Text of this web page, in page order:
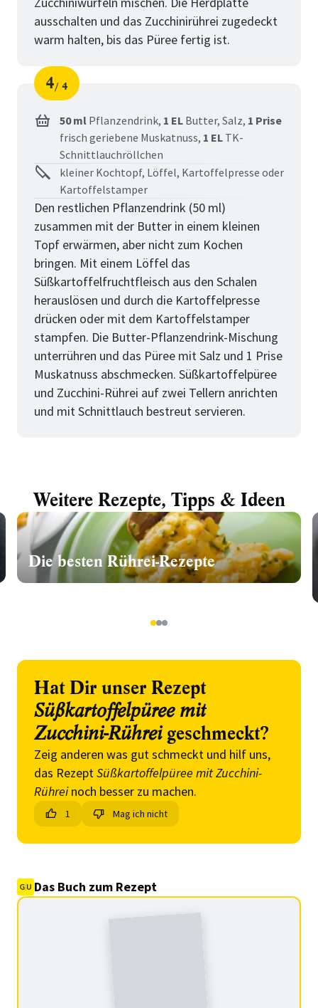
ausschalten und das Zucchinirührei zugedeckt
warm halten, bis das Püree fertig ist.
Schritt
4
von
4
50 ml Pflanzendrink, 1 EL Butter, Salz, 1 Prise
frisch geriebene Muskatnuss, 1 EL TK-
Schnittlauchröllchen
kleiner Kochtopf, Löffel, Kartoffelpresse oder
Kartoffelstamper
Den restlichen Pflanzendrink (50 ml)
zusammen mit der Butter in einem kleinen
Topf erwärmen, aber nicht zum Kochen
bringen. Mit einem Löffel das
Süßkartoffelfruchtfleisch aus den Schalen
herauslösen und durch die Kartoffelpresse
drücken oder mit dem Kartoffelstamper
stampfen. Die Butter-Pflanzendrink-Mischung
unterrühren und das Püree mit Salz und 1 Prise
Muskatnuss abschmecken. Süßkartoffelpüree
und Zucchini-Rührei auf zwei Tellern anrichten
und mit Schnittlauch bestreut servieren.
Weitere Rezepte, Tipps & Ideen
Die besten Rührei-Rezepte
123
Hat Dir unser Rezept
Süßkartoffelpüree mit
Zucchini-Rühreigeschmeckt?
Zeig anderen was gut schmeckt und hilf uns,
das RezeptSüßkartoffelpüree mit Zucchini-
Rühreinoch besser zu machen.
1 Mag ich nicht
Das Buch zum Rezept